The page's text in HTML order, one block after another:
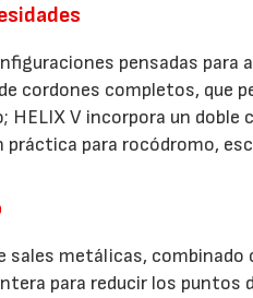
pensadas
cordones completos, que
V incorpora un doble
para rocódromo,
sales metálicas,
para reducir los puntos